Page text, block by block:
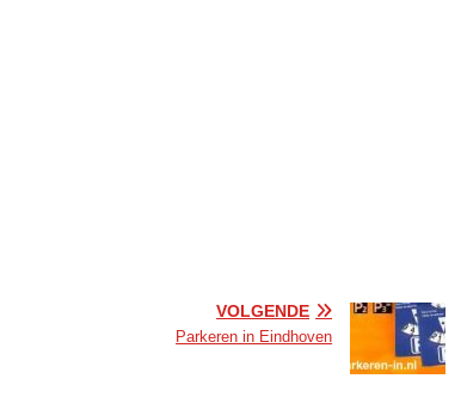
VOLGENDE
Parkeren in Eindhoven